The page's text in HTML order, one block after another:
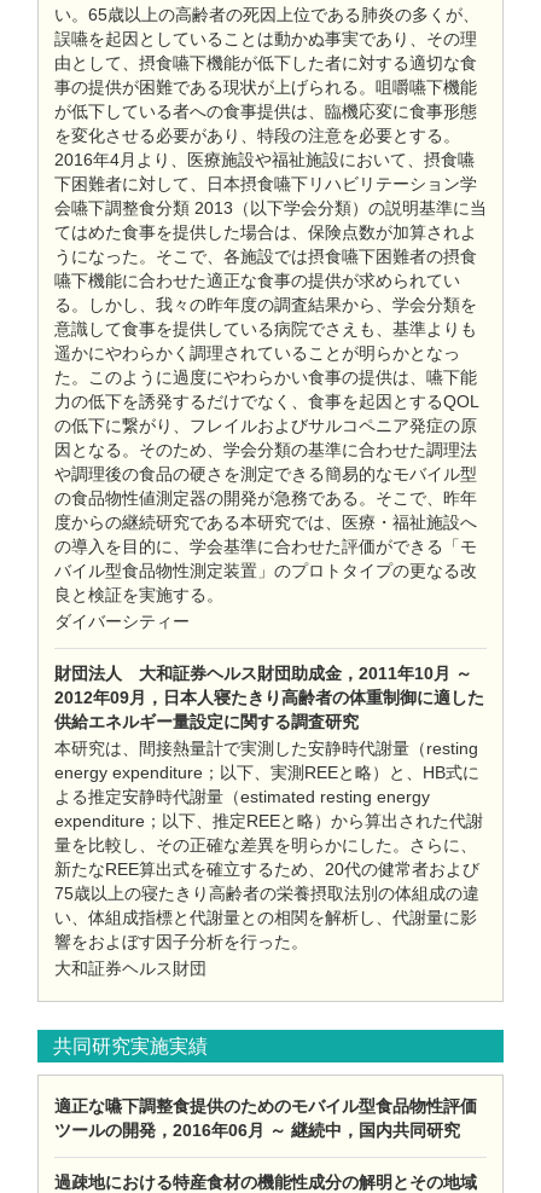
い。65歳以上の高齢者の死因上位である肺炎の多くが、
誤嚥を起因としていることは動かぬ事実であり、その理
由として、摂食嚥下機能が低下した者に対する適切な食
事の提供が困難である現状が上げられる。咀嚼嚥下機能
が低下している者への食事提供は、臨機応変に食事形態
を変化させる必要があり、特段の注意を必要とする。
2016年4月より、医療施設や福祉施設において、摂食嚥
下困難者に対して、日本摂食嚥下リハビリテーション学
会嚥下調整食分類 2013（以下学会分類）の説明基準に当
てはめた食事を提供した場合は、保険点数が加算されよ
うになった。そこで、各施設では摂食嚥下困難者の摂食
嚥下機能に合わせた適正な食事の提供が求められてい
る。しかし、我々の昨年度の調査結果から、学会分類を
意識して食事を提供している病院でさえも、基準よりも
遥かにやわらかく調理されていることが明らかとなっ
た。このように過度にやわらかい食事の提供は、嚥下能
力の低下を誘発するだけでなく、食事を起因とするQOL
の低下に繋がり、フレイルおよびサルコペニア発症の原
因となる。そのため、学会分類の基準に合わせた調理法
や調理後の食品の硬さを測定できる簡易的なモバイル型
の食品物性値測定器の開発が急務である。そこで、昨年
度からの継続研究である本研究では、医療・福祉施設へ
の導入を目的に、学会基準に合わせた評価ができる「モ
バイル型食品物性測定装置」のプロトタイプの更なる改
良と検証を実施する。
ダイバーシティー
財団法人 大和証券ヘルス財団助成金，2011年10月 ～
2012年09月，日本人寝たきり高齢者の体重制御に適した
供給エネルギー量設定に関する調査研究
本研究は、間接熱量計で実測した安静時代謝量（resting
energy expenditure；以下、実測REEと略）と、HB式に
よる推定安静時代謝量（estimated resting energy
expenditure；以下、推定REEと略）から算出された代謝
量を比較し、その正確な差異を明らかにした。さらに、
新たなREE算出式を確立するため、20代の健常者および
75歳以上の寝たきり高齢者の栄養摂取法別の体組成の違
い、体組成指標と代謝量との相関を解析し、代謝量に影
響をおよぼす因子分析を行った。
大和証券ヘルス財団
共同研究実施実績
適正な嚥下調整食提供のためのモバイル型食品物性評価
ツールの開発，2016年06月 ～ 継続中，国内共同研究
過疎地における特産食材の機能性成分の解明とその地域